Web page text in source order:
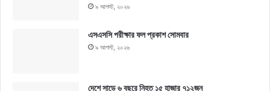
৯ আগস্ট, ২০২৬
এসএসসি পরীক্ষার ফল প্রকাশ সোমবার
৯ আগস্ট, ২০২৬
দেশে সাড়ে ৬ বছরে নিহত ১৫ হাজার ৭১২জন